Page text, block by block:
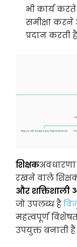
भी कार्य
समीक्षा
प्रदान करती
शिक्षक
रखने वाले
और
जो उपलब्ध है
महत्वपूर्ण
उपयुक्त बनाती हैं